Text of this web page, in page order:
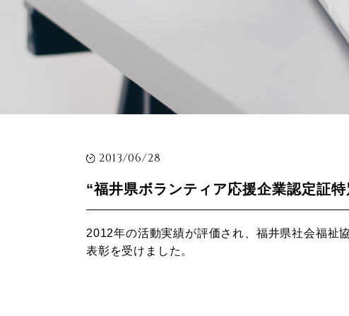
2013/06/28
“福井県ボランティア応援企業認定証
2012年の活動実績が評価され、福井県社会福祉
表彰を受けました。